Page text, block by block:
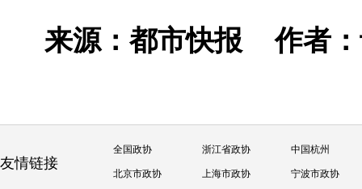
来源：都市快报作者
友情链接
全国政协 浙江省政协 中国杭州
北京市政协 上海市政协 宁波市政协